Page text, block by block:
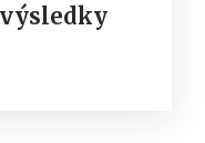
výsledky